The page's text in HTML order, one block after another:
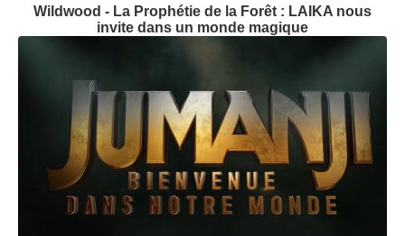
Wildwood - La Prophétie de la Forêt : LAIKA nous
invite dans un monde magique